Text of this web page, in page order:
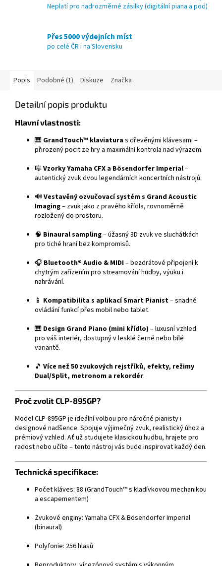
Neplatí pro nadrozměrné zásilky (digitální piana a pod)
Přes 5000 výdejních míst
po celé ČR i na Slovensku
Popis Podobné (1) Diskuze Značka
Detailní popis produktu
Hlavnívlastnosti:
🎹 GrandTouch™ klaviaturas dřevěnými klávesami –
přirozenýpocit ze hry a maximálníkontrola nad výrazem.
🎼VzorkyYamaha CFX a Bösendorfer Imperial–
autentický zvukdvou legendárních koncertních nástrojů.
🔊 Vestavěný ozvučovacísystéms Grand Acoustic
Imaging– zvukjako zpravého křídla, rovnoměrně
rozloženýdo prostoru.
🧠 Binauralsampling–úžasný3D zvukve sluchátkách
pro tiché hraníbezkompromisů.
🎧 Bluetooth® Audio & MIDI–bezdrátové připojeník
chytrým zařízením pro streamováníhudby, výuku i
nahrávání.
📱 Kompatibilitas aplikacíSmart Pianist–snadné
ovládánífunkcípřes mobilnebo tablet.
🎹 Design Grand Piano (mini křídlo) –luxusnívzhled
pro váš interiér, dostupnývlesklé černé nebo bílé
variantě.
🎵 Více než 50 zvukových rejstříků, efekty, režimy
Dual/Split, metronom a rekordér.
PročzvolitCLP-895GP?
ModelCLP-895GP je ideálnívolbou pro náročné pianistyi
designové nadšence. Spojuje výjimečný zvuk, realistickýúhoz a
prémiovývzhled. Aťužstudujete klasickou hudbu, hrajete pro
radostnebo učíte –tento nástroj vás bude inspirovatkaždýden.
Technickáspecifikace:
Početkláves: 88 (GrandTouch™s kladívkovou mechanikou
a escapementem)
Zvukové enginy: Yamaha CFX &BösendorferImperial
(binaural)
Polyfonie: 256hlasů